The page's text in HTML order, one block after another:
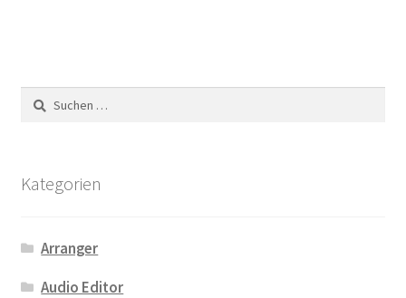
Suchen
nach:
Kategorien
Arranger
Audio Editor